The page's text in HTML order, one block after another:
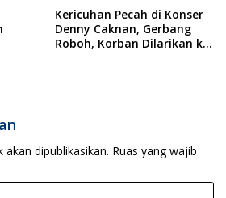
Kericuhan Pecah di Konser
Denny Caknan, Gerbang
Roboh, Korban Dilarikan ke
dipublikasikan. Ruas yang wajib